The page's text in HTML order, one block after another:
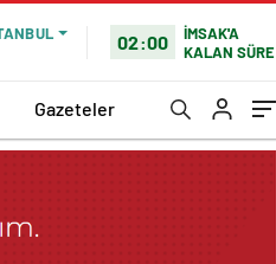
02:00
İMSAK'A
KALAN SÜRE
Gazeteler